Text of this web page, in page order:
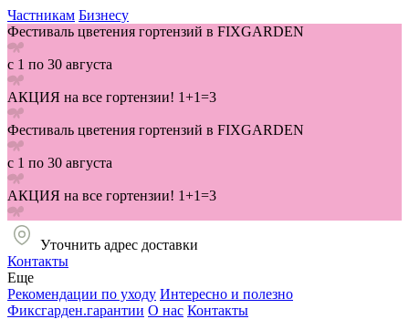
Частникам Бизнесу
Фестиваль цветения гортензий в FIXGARDEN
с 1 по 30 августа
АКЦИЯ на все гортензии! 1+1=3
Фестиваль цветения гортензий в FIXGARDEN
с 1 по 30 августа
АКЦИЯ на все гортензии! 1+1=3
Уточнить адрес доставки
Контакты
Еще
Рекомендации по уходу Интересно и полезно
Фиксгарден.гарантии О нас Контакты